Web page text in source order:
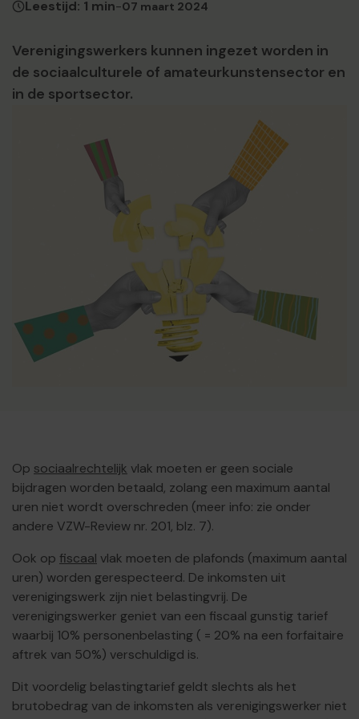
Leestijd: 1 min-07 maart 2024
Verenigingswerkers kunnen ingezet worden in
de sociaalculturele of amateurkunstensector en
in de sportsector.
Op sociaalrechtelijk vlak moeten er geen sociale
bijdragen worden betaald, zolang een maximum aantal
uren niet wordt overschreden (meer info: zie onder
andere VZW-Review nr. 201, blz. 7).
Ook op fiscaal vlak moeten de plafonds (maximum aantal
uren) worden gerespecteerd. De inkomsten uit
verenigingswerk zijn niet belastingvrij. De
verenigingswerker geniet van een fiscaal gunstig tarief
waarbij 10% personenbelasting ( = 20% na een forfaitaire
aftrek van 50%) verschuldigd is.
Dit voordelig belastingtarief geldt slechts als het
brutobedrag van de inkomsten als verenigingswerker niet